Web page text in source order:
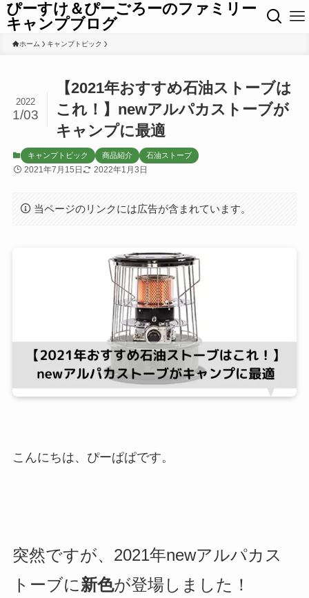
ぴーすけ＆ぴーごろーのファミリー
キャンプブログ
ホーム キャンプトピック
【2021年おすすめ石油ストーブは
これ！】newアルパカストーブが
キャンプに最適
2022
1/03
キャンプトピック 商品紹介 石油ストーブ
2021年7月15日 2022年1月3日
当ページのリンクには広告が含まれています。
こんにちは、ぴーぱぱです。
突然ですが、2021年newアルパカス
トーブに新色が登場しました！